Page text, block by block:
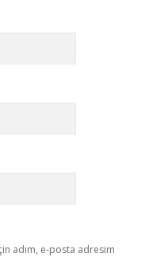
adım, e-posta adresim